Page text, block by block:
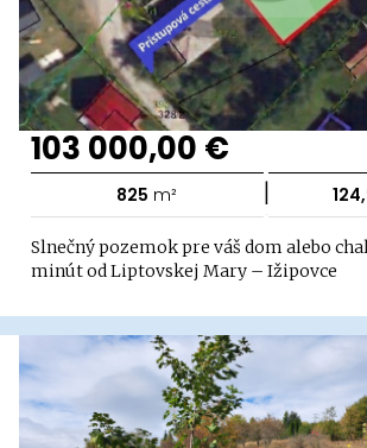
103 000,00 €
825 m² |
Slnečný pozemok pre váš dom alebo
minút od Liptovskej Mary – Ižipovce